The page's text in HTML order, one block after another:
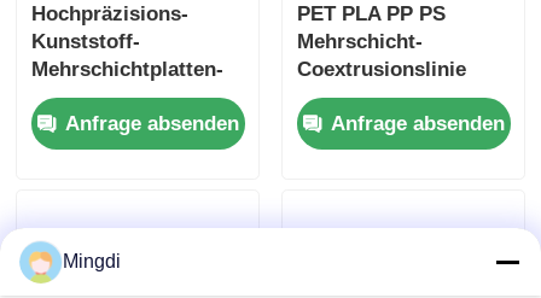
Hochpräzisions-
Kunststoff-
Mehrschichtplatten-
Coextrusionslinie
Schnellkühlung
Fortschrittliche
Anfrage absenden
PET PLA PP PS
Mehrschicht-
Coextrusionslinie
Hohe
Produktionseffizienz
Anfrage absenden
Mingdi